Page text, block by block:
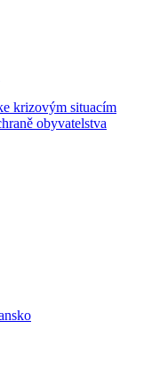
krizovým situacím
obyvatelstva